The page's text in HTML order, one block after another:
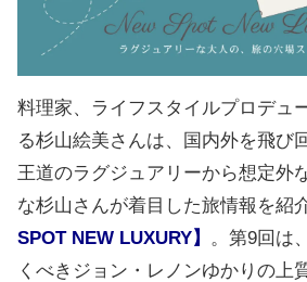
料理家、ライフスタイルプロデュ
る杉山絵美さんは、国内外を飛び
王道のラグジュアリーから想定外
な杉山さんが着目した旅情報を紹
SPOT NEW LUXURY】 。第9回は
くべきジョン・レノンゆかりの上